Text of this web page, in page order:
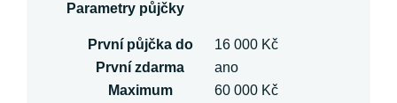
Parametry půjčky
První půjčka do
16 000 Kč
První zdarma
ano
Maximum
60 000 Kč